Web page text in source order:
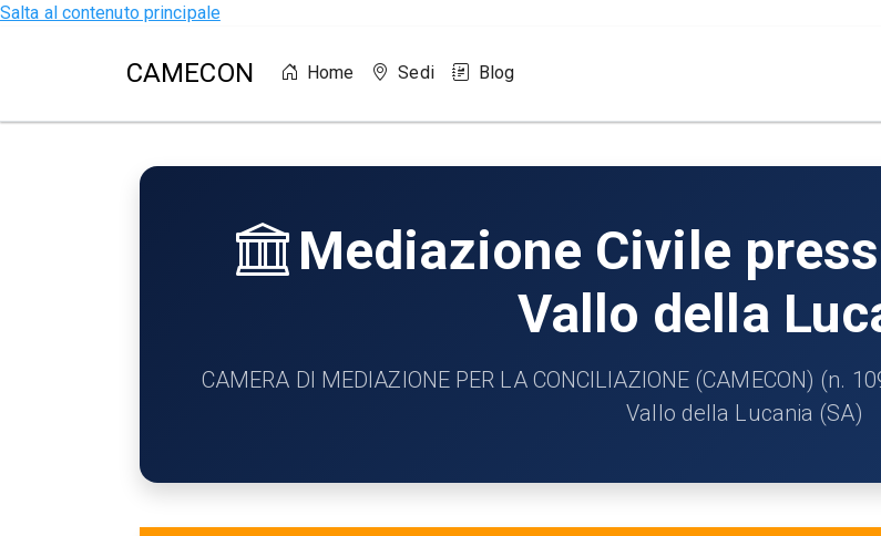
Salta al contenuto principale
CAMECON Home Sedi Blog
Mediazione Civile
Vallo della
CAMERA DI MEDIAZIONE PER LA CONCILIAZIONE (CAMECON) (n.
Vallo della Lucania (SA)